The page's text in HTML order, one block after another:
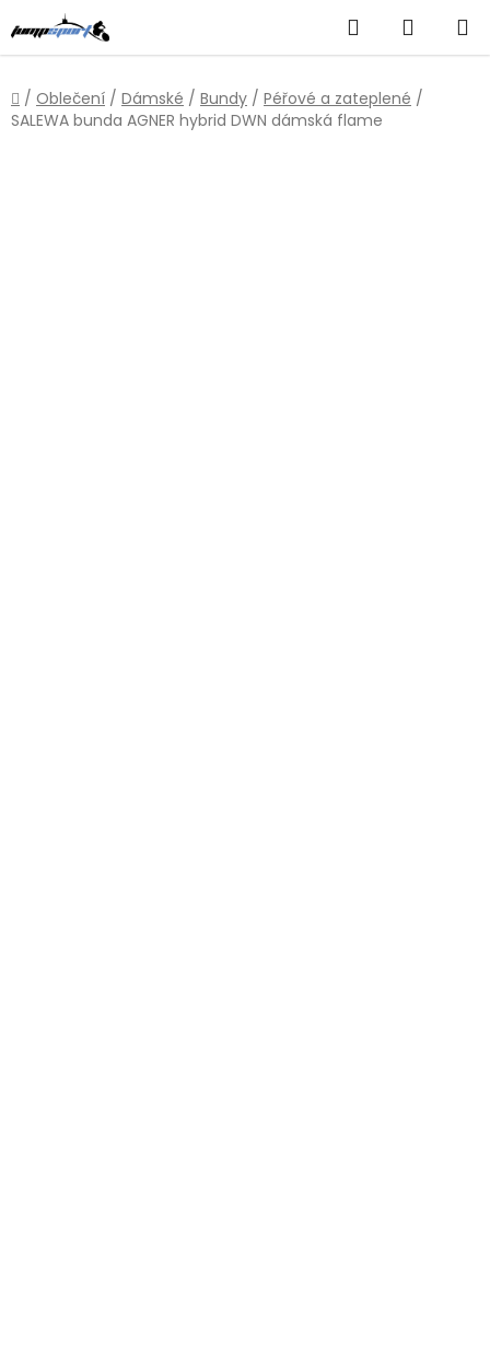
na
obsah
Hledat
KOŠÍK
Domů
/ Oblečení / Dámské / Bundy / Péřové a zateplené /
SALEWA bunda AGNER hybrid DWN dámská flame